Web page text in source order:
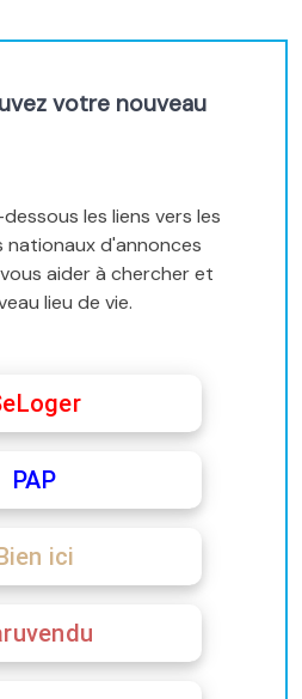
votre nouveau
les liens vers les
d'annonces
aider à chercher et
lieu de vie.
PAP
ici